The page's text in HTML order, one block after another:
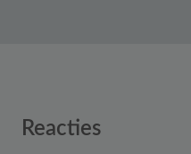
Reader
Reacties